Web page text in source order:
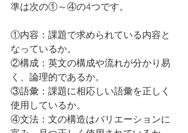
準は次の①～④の4つです。
①内容：課題で求められている内容と
なっているか。
②構成：英文の構成や流れが分かり易
く、論理的であるか。
③語彙：課題に相応しい語彙を正しく
使用しているか。
④文法：文の構造はバリエーションに